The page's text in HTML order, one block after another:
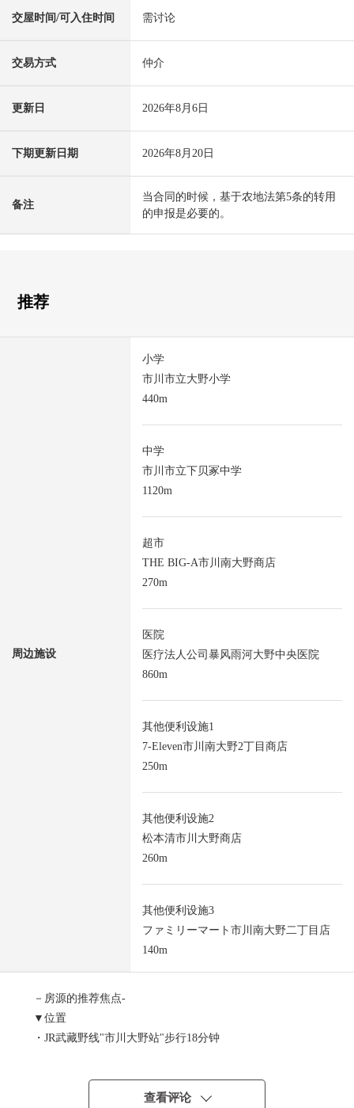
交屋时间/可入住时间 需讨论
交易方式 仲介
更新日 2026年8月6日
下期更新日期 2026年8月20日
备注
当合同的时候，基于农地法第5条的转用
的申报是必要的。
推荐
周边施设
小学
市川市立大野小学
440m
中学
市川市立下贝冢中学
1120m
超市
THE BIG-A市川南大野商店
270m
医院
医疗法人公司暴风雨河大野中央医院
860m
其他便利设施1
7-Eleven市川南大野2丁目商店
250m
其他便利设施2
松本清市川大野商店
260m
其他便利设施3
ファミリーマート市川南大野二丁目店
140m
－房源的推荐焦点-
▼位置
・JR武藏野线"市川大野站"步行18分钟
公交站"姬宫住宅小区入口"停歩1分
・JR总武缓行线"本八幡站"公共汽车26分
查看评论